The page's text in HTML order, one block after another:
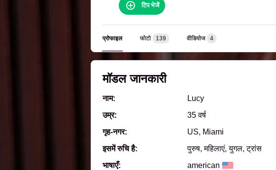
टिप भेजें
प्रोफाइल फोटो 139 वीडियोज 4
मॉडल जानकारी
नाम:
Lucy
उम्र:
35 वर्ष
गृह‑नगर:
US, Miami
इसमें रुचि है:
पुरुष, महिलाएं, युगल, ट्रांस
भाषाएँ:
american